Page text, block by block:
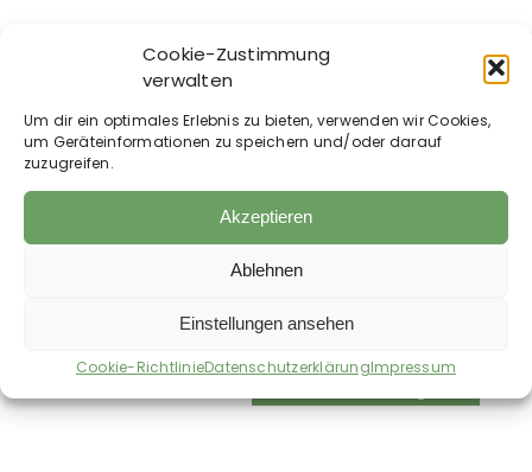
Cookie-Zustimmung
verwalten
Um dir ein optimales Erlebnis zu bieten, verwenden wir Cookies,
um Geräteinformationen zu speichern und/oder darauf
zuzugreifen.
Akzeptieren
Ablehnen
Einstellungen ansehen
Cookie-RichtlinieDatenschutzerklärungImpressum
For Dogs Only –
ab36,00€
Auf die Wunschliste
For Dogs Only –
15,47
Auf die Wunschliste